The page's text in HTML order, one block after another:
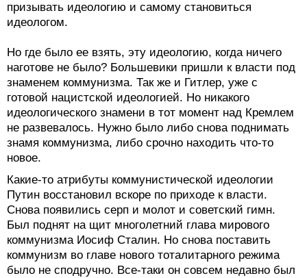
призывать идеологию и самому становиться
идеологом.
Но где было ее взять, эту идеологию, когда ничего
наготове не было? Большевики пришли к власти под
знаменем коммунизма. Так же и Гитлер, уже с
готовой нацистской идеологией. Но никакого
идеологического знамени в тот момент над Кремлем
не развевалось. Нужно было либо снова поднимать
знамя коммунизма, либо срочно находить что-то
новое.
Какие-то атрибуты коммунистической идеологии
Путин восстановил вскоре по приходе к власти.
Снова появились серп и молот и советский гимн.
Был поднят на щит многолетний глава мирового
коммунизма Иосиф Сталин. Но снова поставить
коммунизм во главе нового тоталитарного режима
было не сподручно. Все-таки он совсем недавно был